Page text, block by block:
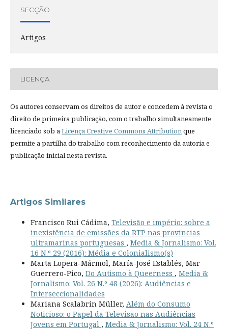
SECÇÃO
Artigos
LICENÇA
Os autores conservam os direitos de autor e concedem à revista o
direito de primeira publicação, com o trabalho simultaneamente
licenciado sob aLicença Creative Commons Attributionque
permite a partilha do trabalho com reconhecimento da autoria e
publicação inicial nesta revista.
Artigos Similares
Francisco Rui Cádima, Televisão e império: sobre a
inexistência de emissões da RTP nas províncias
ultramarinas portuguesas , Media & Jornalismo: Vol.
16 N.º 29 (2016): Média e Colonialismo(s)
Marta Lopera-Mármol, María-José Establés, Mar
Guerrero-Pico, Do Autismo à Queerness , Media &
Jornalismo: Vol. 26 N.º 48 (2026): Audiências e
Interseccionalidades
Mariana Scalabrin Müller, Além do Consumo
Noticioso: o Papel da Televisão nas Audiências
Jovens em Portugal , Media & Jornalismo: Vol. 24 N.º